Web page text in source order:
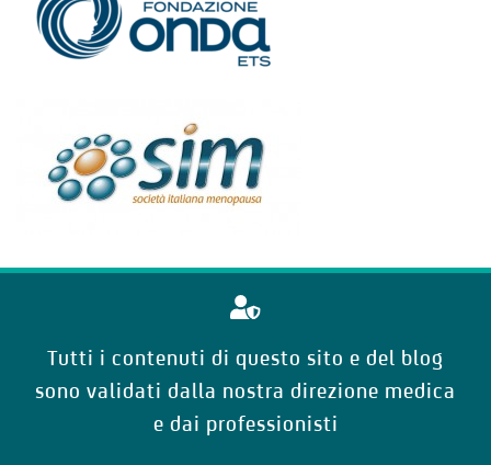
Tutti i contenuti di questo sito e del blog
sono validati dalla nostra direzione medica
e dai professionisti